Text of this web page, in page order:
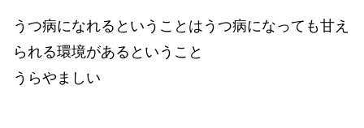
うつ病になれるということはうつ病になっても甘え
られる環境があるということ
うらやましい